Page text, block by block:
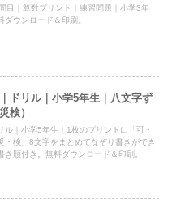
目｜算数プリント｜練習問題｜小学3年
ウンロード＆印刷。
ドリル｜小学5年生｜八文字ず
検）
ル｜小学5年生｜1枚のプリントに「可・
・検」8文字をまとめてなぞり書きができ
き順付き。無料ダウンロード＆印刷。